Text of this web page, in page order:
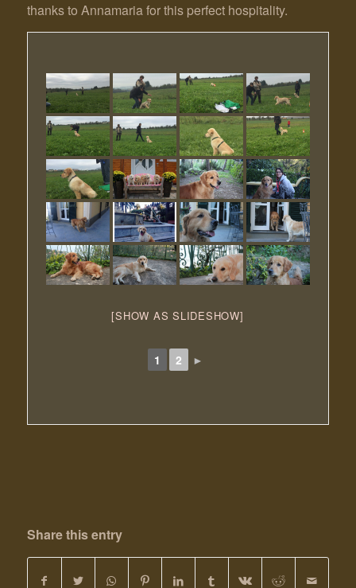
thanks to Annamaria for this perfect hospitality.
[SHOW AS SLIDESHOW]
1 2 ►
Share this entry